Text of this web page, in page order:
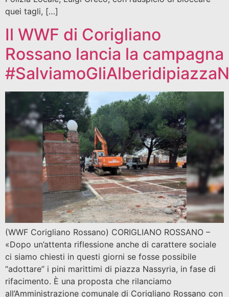
quei tagli, […]
Il WWF di Corigliano
Rossano lancia la campagna
(WWF Corigliano Rossano) CORIGLIANO ROSSANO –
«Dopo un’attenta riflessione anche di carattere sociale
ci siamo chiesti in questi giorni se fosse possibile
“adottare” i pini marittimi di piazza Nassyria, in fase di
rifacimento. È una proposta che rilanciamo
all’Amministrazione comunale di Corigliano Rossano con